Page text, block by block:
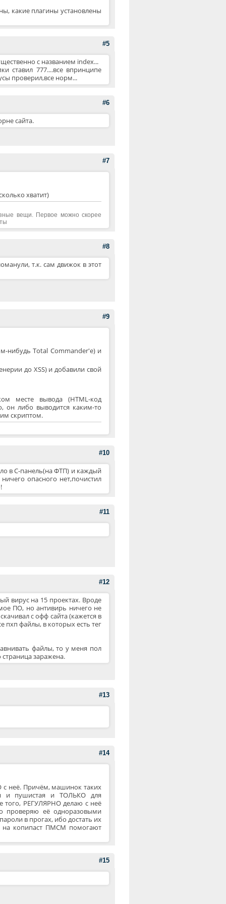
какие плагины установлены
#5
с названием index...
ставил 777....все впринципе
проверил,все норм...
#6
сайта.
#7
хватит)
вещи. Первое можно скорее
#8
т.к. сам движок в этот
#9
нибудь Total Commander'е) и
до XSS) и добавили свой
месте вывода (HTML-код
он либо выводится каким-то
скриптом.
#10
в С-панель(на ФТП) и каждый
опасного нет,почистил
#11
#12
вирус на 15 проектах. Вроде
ПО, но антивирь ничего не
с офф сайта (кажется в
пхп файлы, в которых есть тег
файлы, то у меня пол
страница заражена.
#13
#14
с неё. Причём, машинок таких
и пушистая и ТОЛЬКО для
того, РЕГУЛЯРНО делаю с неё
проверяю её одноразовыми
в прогах, ибо достать их
на копипаст ПМСМ помогают
#15